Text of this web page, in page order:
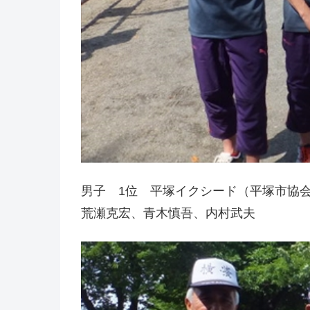
男子 1位 平塚イクシード（平塚市協
荒瀬克宏、青木慎吾、内村武夫